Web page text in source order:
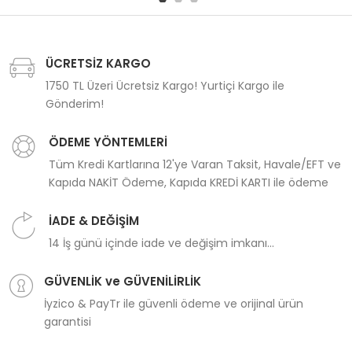
ÜCRETSİZ KARGO
1750 TL Üzeri Ücretsiz Kargo! Yurtiçi Kargo ile
Gönderim!
ÖDEME YÖNTEMLERİ
Tüm Kredi Kartlarına 12'ye Varan Taksit, Havale/EFT ve
Kapıda NAKİT Ödeme, Kapıda KREDİ KARTI ile ödeme
İADE & DEĞİŞİM
14 İş günü içinde iade ve değişim imkanı...
GÜVENLİK ve GÜVENİLİRLİK
İyzico & PayTr ile güvenli ödeme ve orijinal ürün
garantisi